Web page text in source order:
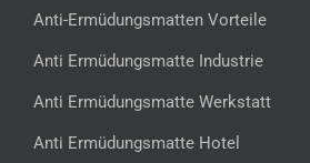
Anti-Ermüdungsmatten Vorteile
Anti Ermüdungsmatte Industrie
Anti Ermüdungsmatte Werkstatt
Anti Ermüdungsmatte Hotel